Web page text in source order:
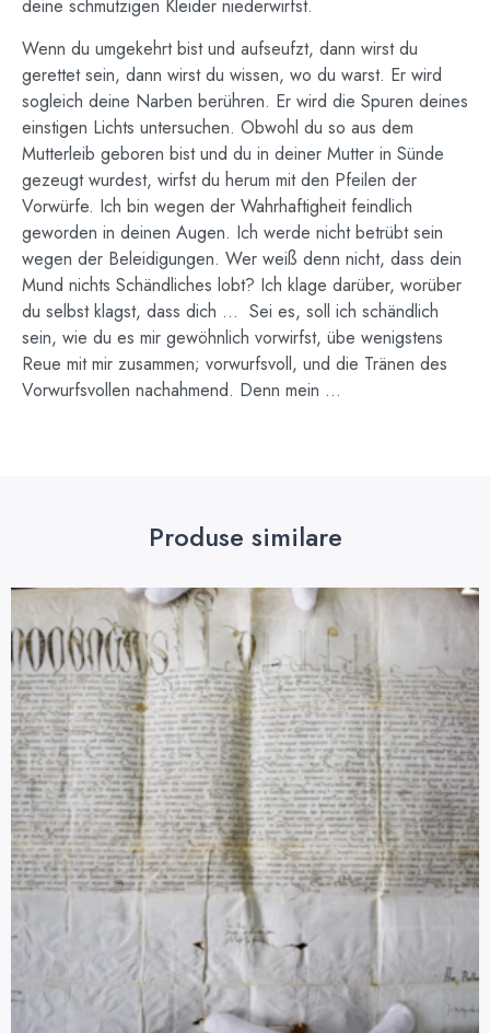
deine schmutzigen Kleider niederwirfst.
Wenn du umgekehrt bist und aufseufzt, dann wirst du
gerettet sein, dann wirst du wissen, wo du warst. Er wird
sogleich deine Narben berühren. Er wird die Spuren deines
einstigen Lichts untersuchen. Obwohl du so aus dem
Mutterleib geboren bist und du in deiner Mutter in Sünde
gezeugt wurdest, wirfst du herum mit den Pfeilen der
Vorwürfe. Ich bin wegen der Wahrhaftigheit feindlich
geworden in deinen Augen. Ich werde nicht betrübt sein
wegen der Beleidigungen. Wer weiß denn nicht, dass dein
Mund nichts Schändliches lobt? Ich klage darüber, worüber
du selbst klagst, dass dich … Sei es, soll ich schändlich
sein, wie du es mir gewöhnlich vorwirfst, übe wenigstens
Reue mit mir zusammen; vorwurfsvoll, und die Tränen des
Vorwurfsvollen nachahmend. Denn mein …
Produse similare